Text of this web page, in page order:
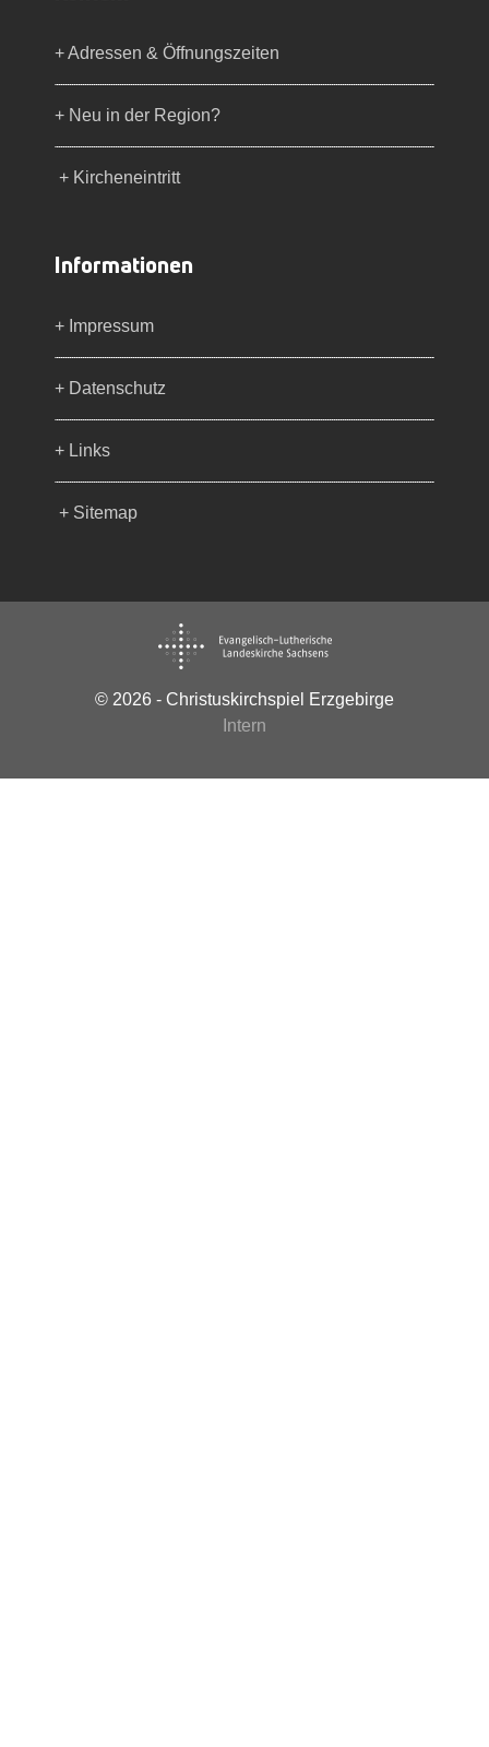
+ Adressen & Öffnungszeiten
+ Neu in der Region?
+ Kircheneintritt
Informationen
+ Impressum
+ Datenschutz
+ Links
+ Sitemap
© 2026 - Christuskirchspiel Erzgebirge
Intern